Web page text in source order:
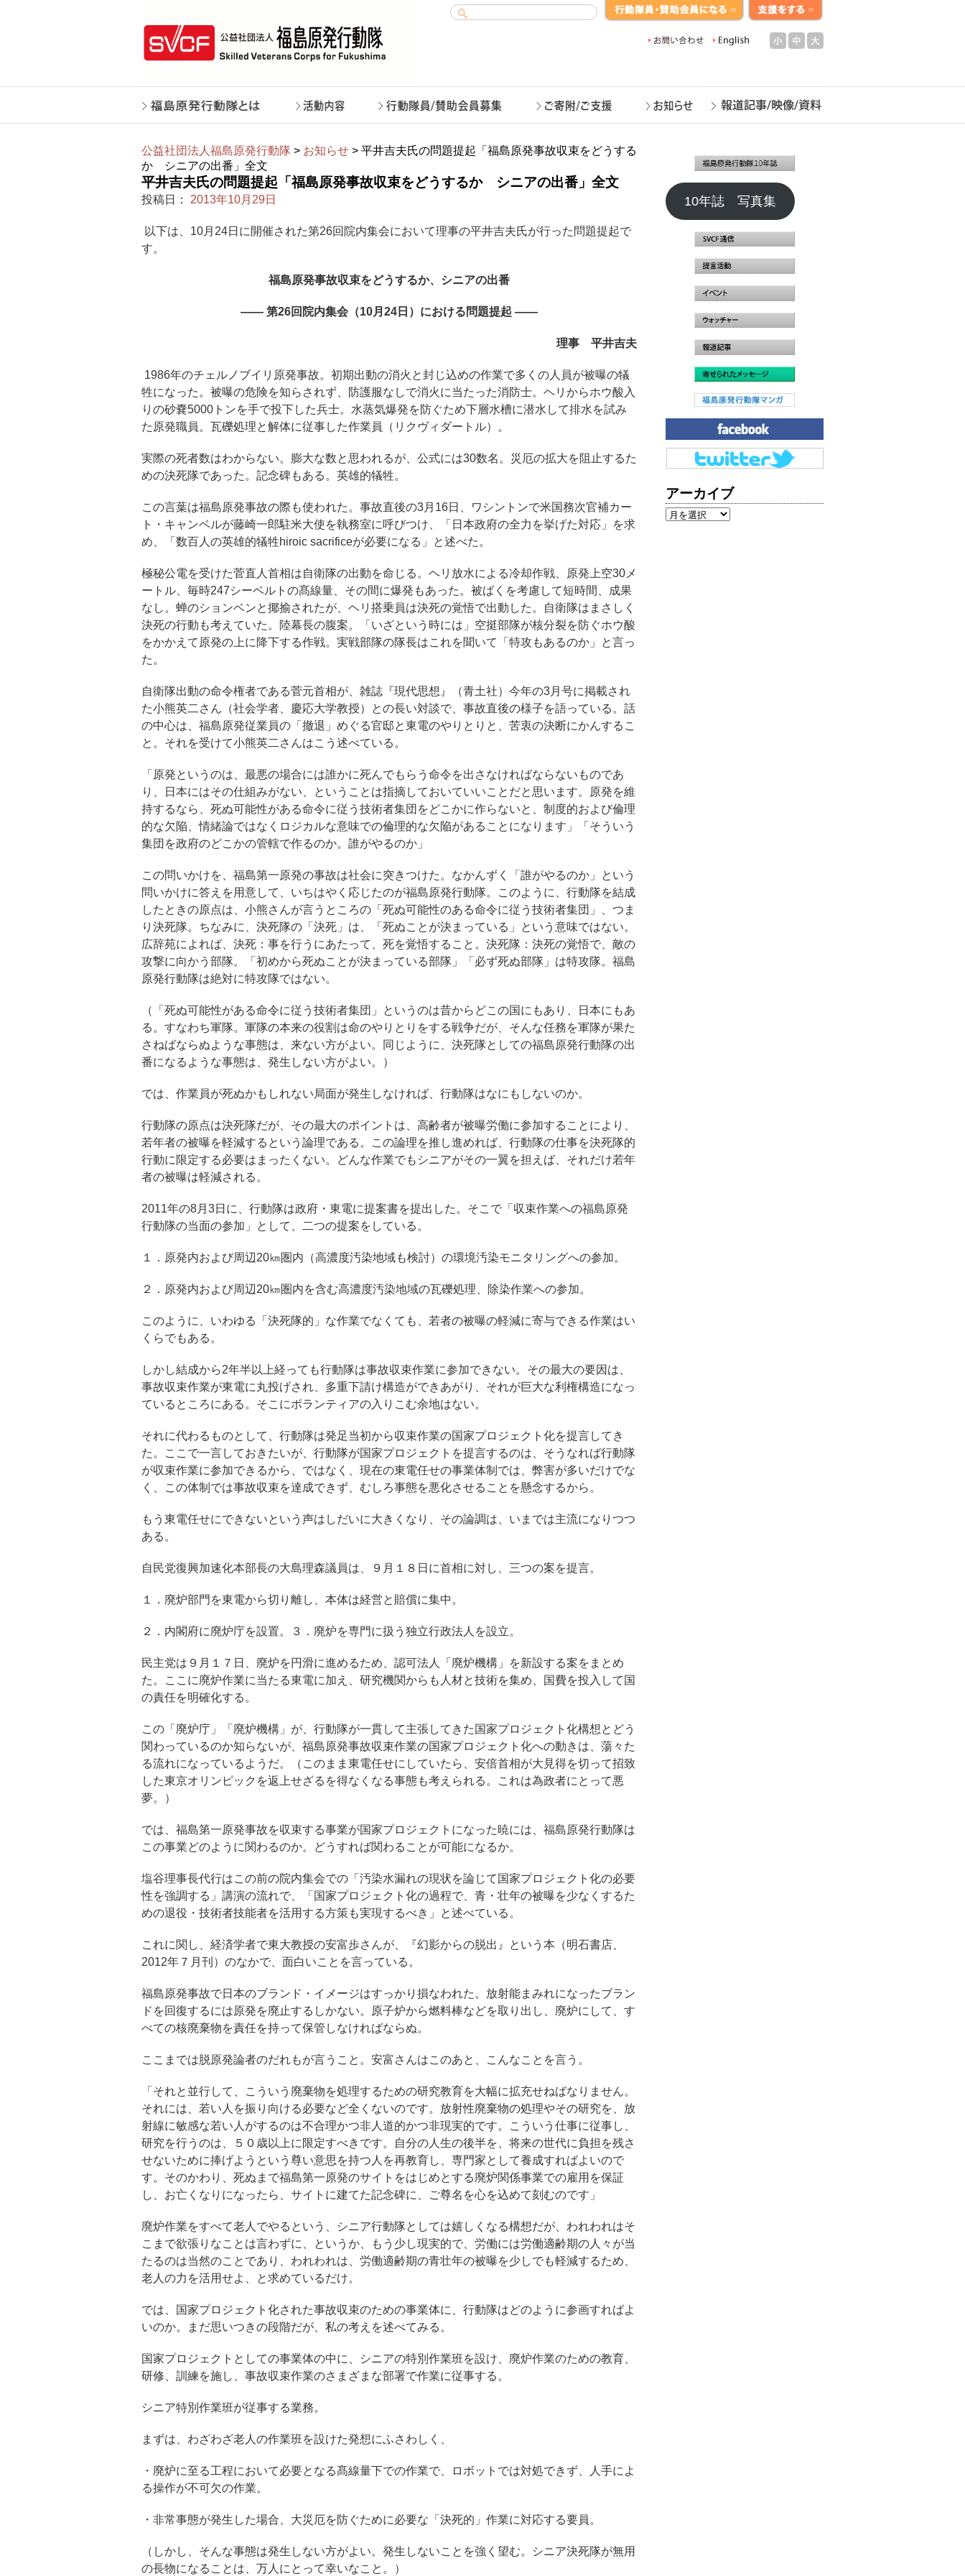
小 中 大
公益社団法人福島原発行動隊 > お知らせ > 平井吉夫氏の問題提起「福島原発事故収束をどうする
か シニアの出番」全文
平井吉夫氏の問題提起「福島原発事故収束をどうするか シニアの出番」全文
投稿日： 2013年10月29日
以下は、10月24日に開催された第26回院内集会において理事の平井吉夫氏が行った問題提起で
す。
福島原発事故収束をどうするか、シニアの出番
―― 第26回院内集会（10月24日）における問題提起 ――
理事 平井吉夫
1986年のチェルノブイリ原発事故。初期出動の消火と封じ込めの作業で多くの人員が被曝の犠
牲になった。被曝の危険を知らされず、防護服なしで消火に当たった消防士。ヘリからホウ酸入
りの砂嚢5000トンを手で投下した兵士。水蒸気爆発を防ぐため下層水槽に潜水して排水を試み
た原発職員。瓦礫処理と解体に従事した作業員（リクヴィダートル）。
実際の死者数はわからない。膨大な数と思われるが、公式には30数名。災厄の拡大を阻止するた
めの決死隊であった。記念碑もある。英雄的犠牲。
この言葉は福島原発事故の際も使われた。事故直後の3月16日、ワシントンで米国務次官補カー
ト・キャンベルが藤崎一郎駐米大使を執務室に呼びつけ、「日本政府の全力を挙げた対応」を求
め、「数百人の英雄的犠牲hiroic sacrificeが必要になる」と述べた。
極秘公電を受けた菅直人首相は自衛隊の出動を命じる。ヘリ放水による冷却作戦、原発上空30メ
ートル、毎時247シーベルトの髙線量、その間に爆発もあった。被ばくを考慮して短時間、成果
なし。蝉のションベンと揶揄されたが、ヘリ搭乗員は決死の覚悟で出動した。自衛隊はまさしく
決死の行動も考えていた。陸幕長の腹案。「いざという時には」空挺部隊が核分裂を防ぐホウ酸
をかかえて原発の上に降下する作戦。実戦部隊の隊長はこれを聞いて「特攻もあるのか」と言っ
た。
自衛隊出動の命令権者である菅元首相が、雑誌『現代思想』（青土社）今年の3月号に掲載され
た小熊英二さん（社会学者、慶応大学教授）との長い対談で、事故直後の様子を語っている。話
の中心は、福島原発従業員の「撤退」めぐる官邸と東電のやりとりと、苦衷の決断にかんするこ
と。それを受けて小熊英二さんはこう述べている。
「原発というのは、最悪の場合には誰かに死んでもらう命令を出さなければならないものであ
り、日本にはその仕組みがない、ということは指摘しておいていいことだと思います。原発を維
持するなら、死ぬ可能性がある命令に従う技術者集団をどこかに作らないと、制度的および倫理
的な欠陥、情緒論ではなくロジカルな意味での倫理的な欠陥があることになります」「そういう
集団を政府のどこかの管轄で作るのか。誰がやるのか」
この問いかけを、福島第一原発の事故は社会に突きつけた。なかんずく「誰がやるのか」という
問いかけに答えを用意して、いちはやく応じたのが福島原発行動隊。このように、行動隊を結成
したときの原点は、小熊さんが言うところの「死ぬ可能性のある命令に従う技術者集団」、つま
り決死隊。ちなみに、決死隊の「決死」は、「死ぬことが決まっている」という意味ではない。
広辞苑によれば、決死：事を行うにあたって、死を覚悟すること。決死隊：決死の覚悟で、敵の
攻撃に向かう部隊。「初めから死ぬことが決まっている部隊」「必ず死ぬ部隊」は特攻隊。福島
原発行動隊は絶対に特攻隊ではない。
（「死ぬ可能性がある命令に従う技術者集団」というのは昔からどこの国にもあり、日本にもあ
る。すなわち軍隊。軍隊の本来の役割は命のやりとりをする戦争だが、そんな任務を軍隊が果た
さねばならぬような事態は、来ない方がよい。同じように、決死隊としての福島原発行動隊の出
番になるような事態は、発生しない方がよい。）
では、作業員が死ぬかもしれない局面が発生しなければ、行動隊はなにもしないのか。
行動隊の原点は決死隊だが、その最大のポイントは、高齢者が被曝労働に参加することにより、
若年者の被曝を軽減するという論理である。この論理を推し進めれば、行動隊の仕事を決死隊的
行動に限定する必要はまったくない。どんな作業でもシニアがその一翼を担えば、それだけ若年
者の被曝は軽減される。
2011年の8月3日に、行動隊は政府・東電に提案書を提出した。そこで「収束作業への福島原発
行動隊の当面の参加」として、二つの提案をしている。
１．原発内および周辺20㎞圏内（高濃度汚染地域も検討）の環境汚染モニタリングへの参加。
２．原発内および周辺20㎞圏内を含む高濃度汚染地域の瓦礫処理、除染作業への参加。
このように、いわゆる「決死隊的」な作業でなくても、若者の被曝の軽減に寄与できる作業はい
くらでもある。
しかし結成から2年半以上経っても行動隊は事故収束作業に参加できない。その最大の要因は、
事故収束作業が東電に丸投げされ、多重下請け構造ができあがり、それが巨大な利権構造になっ
ているところにある。そこにボランティアの入りこむ余地はない。
それに代わるものとして、行動隊は発足当初から収束作業の国家プロジェクト化を提言してき
た。ここで一言しておきたいが、行動隊が国家プロジェクトを提言するのは、そうなれば行動隊
が収束作業に参加できるから、ではなく、現在の東電任せの事業体制では、弊害が多いだけでな
く、この体制では事故収束を達成できず、むしろ事態を悪化させることを懸念するから。
もう東電任せにできないという声はしだいに大きくなり、その論調は、いまでは主流になりつつ
ある。
自民党復興加速化本部長の大島理森議員は、９月１８日に首相に対し、三つの案を提言。
１．廃炉部門を東電から切り離し、本体は経営と賠償に集中。
２．内閣府に廃炉庁を設置。３．廃炉を専門に扱う独立行政法人を設立。
民主党は９月１７日、廃炉を円滑に進めるため、認可法人「廃炉機構」を新設する案をまとめ
た。ここに廃炉作業に当たる東電に加え、研究機関からも人材と技術を集め、国費を投入して国
の責任を明確化する。
この「廃炉庁」「廃炉機構」が、行動隊が一貫して主張してきた国家プロジェクト化構想とどう
関わっているのか知らないが、福島原発事故収束作業の国家プロジェクト化への動きは、蕩々た
る流れになっているようだ。（このまま東電任せにしていたら、安倍首相が大見得を切って招致
した東京オリンピックを返上せざるを得なくなる事態も考えられる。これは為政者にとって悪
夢。）
では、福島第一原発事故を収束する事業が国家プロジェクトになった暁には、福島原発行動隊は
この事業どのように関わるのか。どうすれば関わることが可能になるか。
塩谷理事長代行はこの前の院内集会での「汚染水漏れの現状を論じて国家プロジェクト化の必要
性を強調する」講演の流れで、「国家プロジェクト化の過程で、青・壮年の被曝を少なくするた
めの退役・技術者技能者を活用する方策も実現するべき」と述べている。
これに関し、経済学者で東大教授の安富歩さんが、『幻影からの脱出』という本（明石書店、
2012年７月刊）のなかで、面白いことを言っている。
福島原発事故で日本のブランド・イメージはすっかり損なわれた。放射能まみれになったブラン
ドを回復するには原発を廃止するしかない。原子炉から燃料棒などを取り出し、廃炉にして、す
べての核廃棄物を責任を持って保管しなければならぬ。
ここまでは脱原発論者のだれもが言うこと。安富さんはこのあと、こんなことを言う。
「それと並行して、こういう廃棄物を処理するための研究教育を大幅に拡充せねばなりません。
それには、若い人を振り向ける必要など全くないのです。放射性廃棄物の処理やその研究を、放
射線に敏感な若い人がするのは不合理かつ非人道的かつ非現実的です。こういう仕事に従事し、
研究を行うのは、５０歳以上に限定すべきです。自分の人生の後半を、将来の世代に負担を残さ
せないために捧げようという尊い意思を持つ人を再教育し、専門家として養成すればよいので
す。そのかわり、死ぬまで福島第一原発のサイトをはじめとする廃炉関係事業での雇用を保証
し、お亡くなりになったら、サイトに建てた記念碑に、ご尊名を心を込めて刻むのです」
廃炉作業をすべて老人でやるという、シニア行動隊としては嬉しくなる構想だが、われわれはそ
こまで欲張りなことは言わずに、というか、もう少し現実的で、労働には労働適齢期の人々が当
たるのは当然のことであり、われわれは、労働適齢期の青壮年の被曝を少しでも軽減するため、
老人の力を活用せよ、と求めているだけ。
では、国家プロジェクト化された事故収束のための事業体に、行動隊はどのように参画すればよ
いのか。まだ思いつきの段階だが、私の考えを述べてみる。
国家プロジェクトとしての事業体の中に、シニアの特別作業班を設け、廃炉作業のための教育、
研修、訓練を施し、事故収束作業のさまざまな部署で作業に従事する。
シニア特別作業班が従事する業務。
まずは、わざわざ老人の作業班を設けた発想にふさわしく、
・廃炉に至る工程において必要となる髙線量下での作業で、ロボットでは対処できず、人手によ
る操作が不可欠の作業。
・非常事態が発生した場合、大災厄を防ぐために必要な「決死的」作業に対応する要員。
（しかし、そんな事態は発生しない方がよい。発生しないことを強く望む。シニア決死隊が無用
の長物になることは、万人にとって幸いなこと。）
10年誌 写真集
アーカイブ
ア